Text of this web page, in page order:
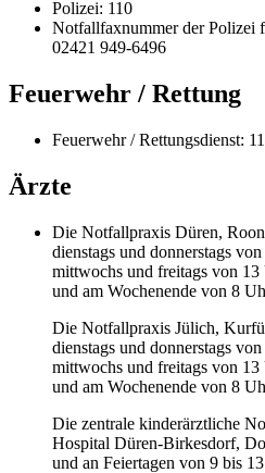
Polizei: 110
Notfallfaxnummer der Polizei
02421 949-6496
Feuerwehr / Rettung
Feuerwehr / Rettungsdienst:
Ärzte
Die Notfallpraxis Düren,
dienstags und donnerstags
mittwochs und freitags von
und am Wochenende von 8
Die Notfallpraxis Jülich,
dienstags und donnerstags
mittwochs und freitags von
und am Wochenende von 8
Die zentrale kinderärztliche
Hospital Düren-Birkesdorf,
und an Feiertagen von 9 bis